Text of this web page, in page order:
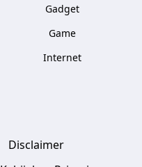
Gadget
Game
Internet
Disclaimer